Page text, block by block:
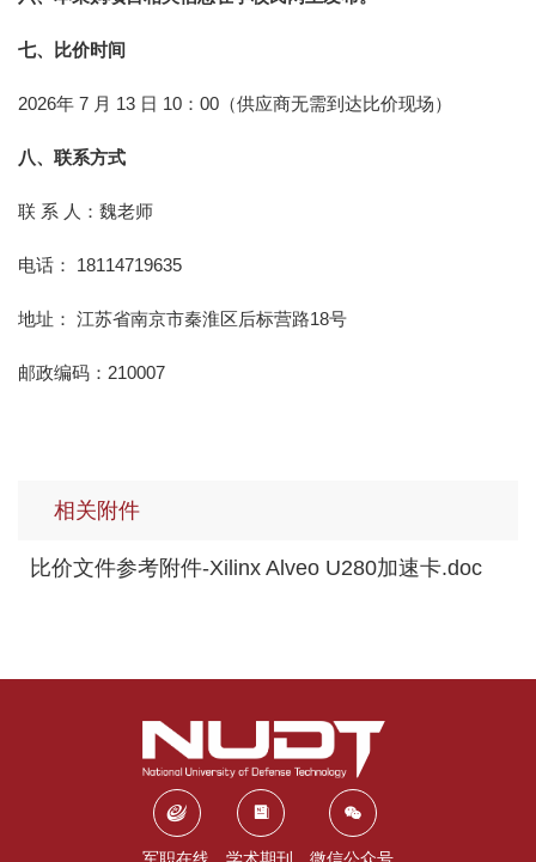
七、比价时间
2026年 7 月 13 日 10：00（供应商无需到达比价现场）
八、联系方式
联 系 人：魏老师
电话： 18114719635
地址： 江苏省南京市秦淮区后标营路18号
邮政编码：210007
相关附件
比价文件参考附件-Xilinx Alveo U280加速卡.doc
军职在线 学术期刊 微信公众号